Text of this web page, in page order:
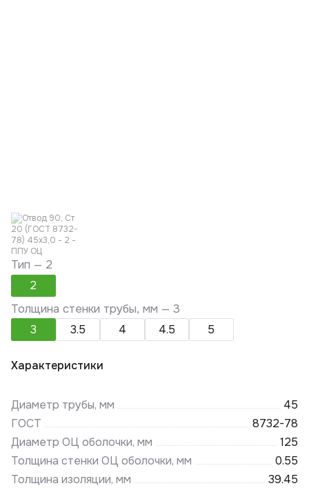
Тип — 2
2
Толщина стенки трубы, мм —3
3
3.5 4 4.5 5
Характеристики
Диаметр трубы, мм
45
ГОСТ
8732-78
Диаметр ОЦ оболочки, мм
125
Толщина стенки ОЦ оболочки, мм
0.55
Толщина изоляции, мм
39.45